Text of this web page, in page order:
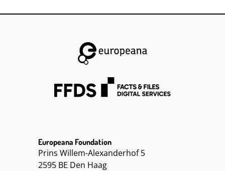
von Neumann eine weitere Karikatur mit
und ist überschrieben mit Gashahn zu!. Ohne
Europeana Foundation
Prins Willem-Alexanderhof 5
2595 BE Den Haag